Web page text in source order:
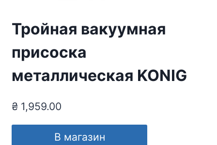
Тройная вакуумная
присоска
металлическая KONIG
₴ 1,959.00
В магазин